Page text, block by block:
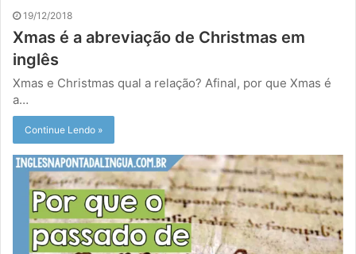
19/12/2018
Xmas é a abreviação de Christmas em
inglês
Xmas e Christmas qual a relação? Afinal, por que Xmas é
a…
Continue Lendo »